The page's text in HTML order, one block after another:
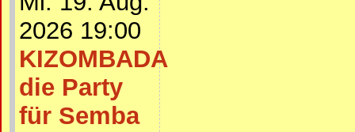
2026 19:00
KIZOMBADA
die Party
für Semba